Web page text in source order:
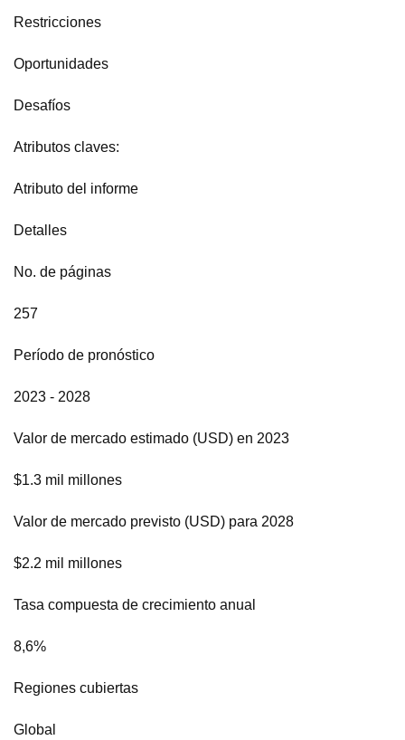
Restricciones
Oportunidades
Desafíos
Atributos claves:
Atributo del informe
Detalles
No. de páginas
257
Período de pronóstico
2023 - 2028
Valor de mercado estimado (USD) en 2023
$1.3 mil millones
Valor de mercado previsto (USD) para 2028
$2.2 mil millones
Tasa compuesta de crecimiento anual
8,6%
Regiones cubiertas
Global